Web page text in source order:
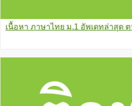
เนื้อหา ภาษาไทย ม.1 อัพเดทล่าสุด